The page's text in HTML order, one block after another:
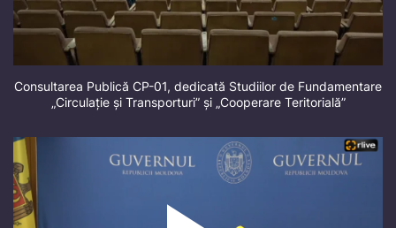
Consultarea Publică CP-01, dedicată Studiilor de Fundamentare
„Circulație și Transporturi” și „Cooperare Teritorială”